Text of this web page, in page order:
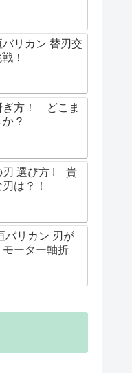
リカン 替刃交
！
ぎ方！ どこま
？
刃 選び方 ! 貴
は？！
バリカン 刃が
ーター軸折